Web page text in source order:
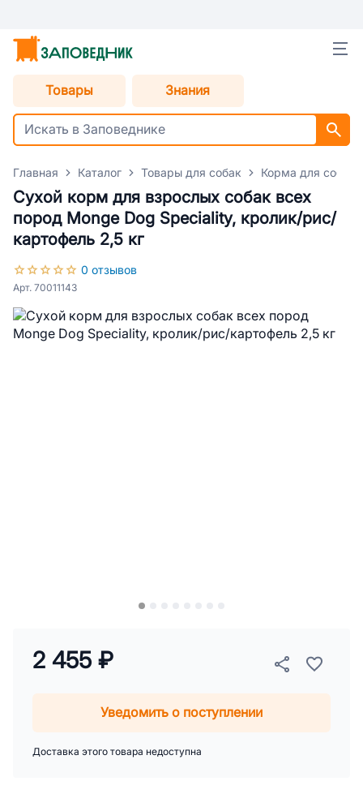
Товары Знания
Главная Каталог Товары для собак Корма для собак
Сухой корм для взрослых собак всех
пород Monge Dog Speciality, кролик/рис/
картофель 2,5 кг
0 отзывов
Арт. 70011143
2 455 ₽
Уведомить о поступлении
Доставка этого товара недоступна